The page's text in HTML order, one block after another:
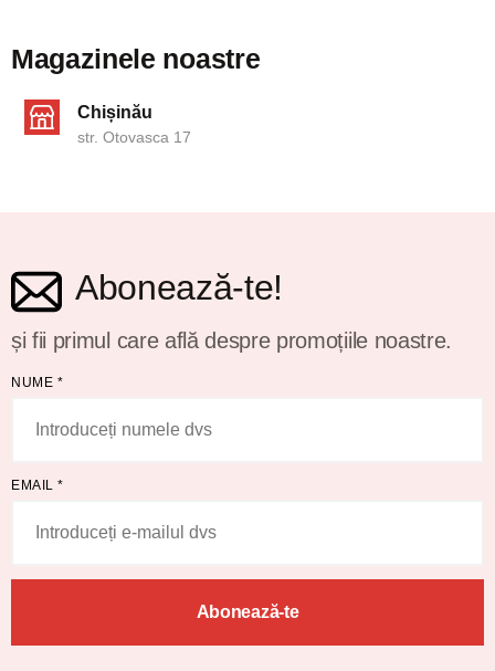
Magazinele noastre
Chișinău
str. Otovasca 17
Abonează-te!
și fii primul care află despre promoțiile noastre.
NUME *
EMAIL *
Abonează-te